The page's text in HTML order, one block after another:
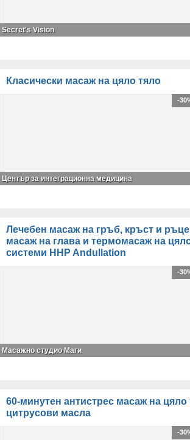
Secret's Vision
Класически масаж на цяло тяло
-
Център за интеграционна медицина
Лечебен масаж на гръб, кръст и
масаж на глава и термомасаж на
системи HHP Andullation
-
Масажно студио Маги
60-минутен антистрес масаж на цяло
цитрусови масла
-